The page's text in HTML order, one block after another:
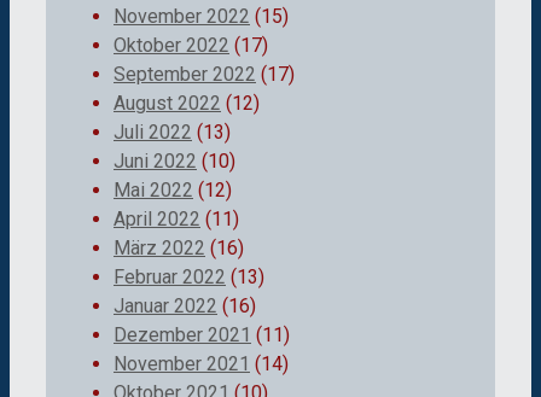
November 2022 (15)
Oktober 2022 (17)
September 2022 (17)
August 2022 (12)
Juli 2022 (13)
Juni 2022 (10)
Mai 2022 (12)
April 2022 (11)
März 2022 (16)
Februar 2022 (13)
Januar 2022 (16)
Dezember 2021 (11)
November 2021 (14)
Oktober 2021 (10)